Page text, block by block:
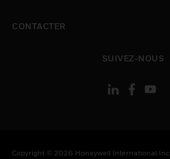
CONTACTER
SUIVEZ-NOUS
Copyright © 2026 Honeywell International Inc